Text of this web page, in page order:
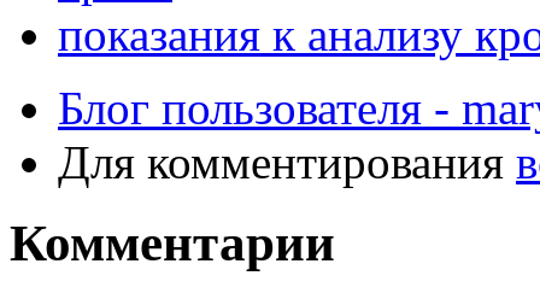
показания к анализу
Блог пользователя -
Для комментирования
Комментарии